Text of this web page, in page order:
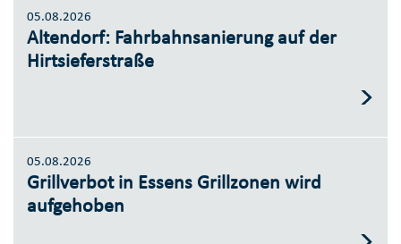
05.08.2026
Altendorf: Fahrbahnsanierung auf der
Hirtsieferstraße
05.08.2026
Grillverbot in Essens Grillzonen wird
aufgehoben